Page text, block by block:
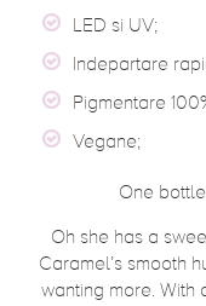
LED si UV;
Indepartare
Pigmentare
Vegane;
One
Oh she has a
Caramel’s smooth
wanting more. With